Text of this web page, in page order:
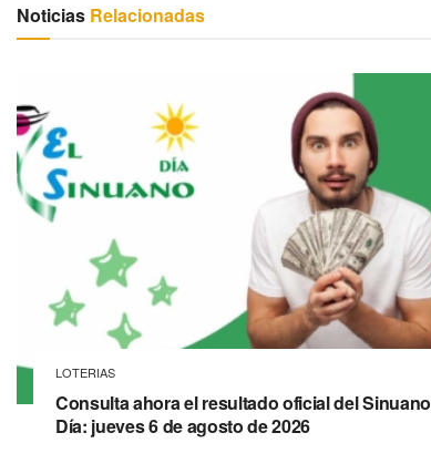
Noticias Relacionadas
LOTERIAS
Consulta ahora el resultado oficial del Sinuano
Día: jueves 6 de agosto de 2026